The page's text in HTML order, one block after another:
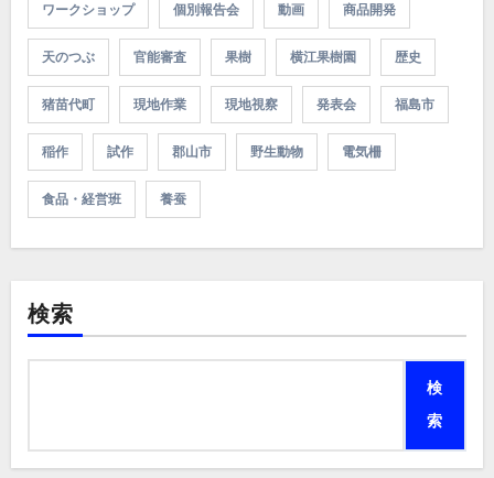
ワークショップ 個別報告会 動画 商品開発
天のつぶ 官能審査 果樹 横江果樹園 歴史
猪苗代町 現地作業 現地視察 発表会 福島市
稲作 試作 郡山市 野生動物 電気柵
食品・経営班 養蚕
検索
検
索